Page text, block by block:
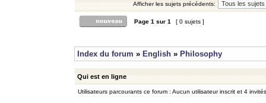
Afficher les sujets précédents:
Page 1 sur 1 [ 0 sujets ]
Index du forum » English » Philosophy
Qui est en ligne
Utilisateurs parcourants ce forum : Aucun utilisateur inscrit et 4 invités